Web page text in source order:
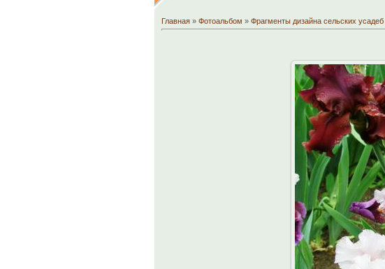
Главная » Фотоальбом » Фрагменты дизайна сельских усадеб